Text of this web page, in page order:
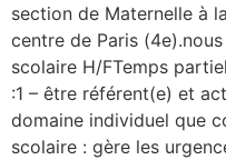
section de Maternelle à
centre de Paris
scolaire H/FTemps
:1 – être référent(e) et
domaine individuel que
scolaire : gère les